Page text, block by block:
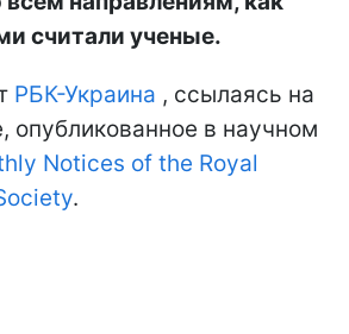
считали ученые.
РБК-Украина , ссылаясь на
опубликованное в научном
Notices of the Royal
.